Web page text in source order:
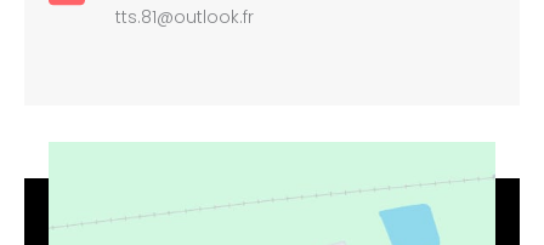
tts.81@outlook.fr